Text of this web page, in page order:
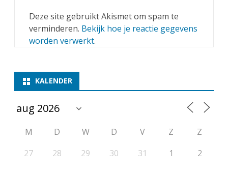
Deze site gebruikt Akismet om spam te
verminderen. Bekijk hoe je reactie gegevens
worden verwerkt.
KALENDER
M D W D V Z
Z
27
28 29 30 31 1 2